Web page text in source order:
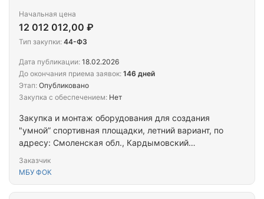
Закупка и монтаж оборудования для создания
"умной” спортивная площадки, летний вариант, по
адресу: Смоленская обл., Кардымовский
Школьная, уч. с кад. номером 67:10:0010210:515
Заказчик
МБУ ФОК
Начальная цена
12 012 012,00 ₽
Тип закупки: 44-ФЗ
Дата публикации: 18.02.2026
До окончания приема заявок: 146 дней
Этап: Опубликовано
Закупка с обеспечением: Нет